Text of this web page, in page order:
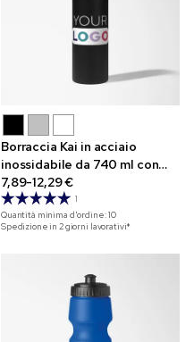
Borraccia Kai in acciaio
inossidabile da 740 ml con
stampa a colori
7,89-12,29 €
1
Quantità minima d'ordine:10
Spedizione in 2 giorni lavorativi*